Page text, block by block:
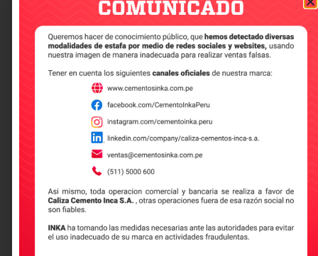
segunda estrella de carbono: un
paso más hacia la
sostenibilidad
Que es la huella de carbono
Leer más